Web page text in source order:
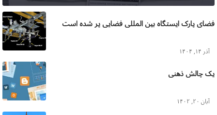
فضای پارک ایستگاه بین المللی فضایی پر شده است
آذر ۱۴, ۱۴۰۴
یک چالش ذهنی
آبان ۲۰, ۱۴۰۲